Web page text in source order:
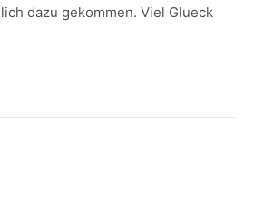
dazu gekommen. Viel Glueck